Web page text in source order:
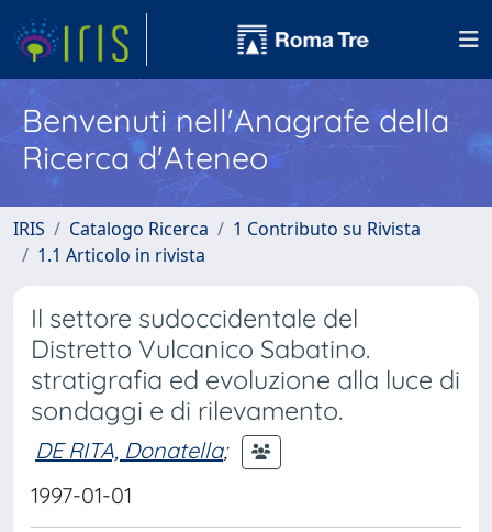
Benvenuti nell'Anagrafe della
Ricerca d'Ateneo
IRIS Catalogo Ricerca
1 Contributo su Rivista
1.1 Articolo in rivista
Il settore sudoccidentale del
Distretto Vulcanico Sabatino.
stratigrafia ed evoluzione alla luce di
sondaggi e di rilevamento.
DE RITA, Donatella;
1997-01-01